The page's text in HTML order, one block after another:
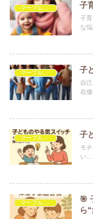
マーブルを救いたい 子
子
な
マーブルを救いたい 子
自
在
子
モ
い…
🎯
ら